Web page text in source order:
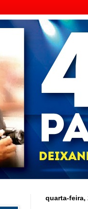
quarta-feira,